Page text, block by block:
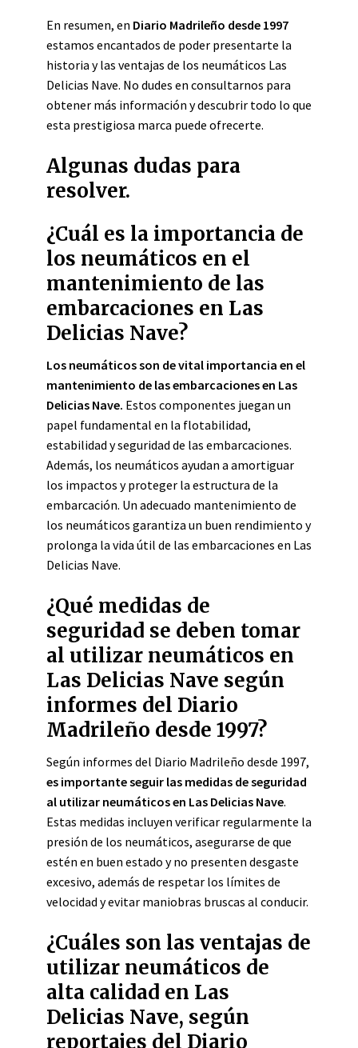
En resumen, en Diario Madrileño desde 1997
estamos encantados de poder presentarte la
historia y las ventajas de los neumáticos Las
Delicias Nave. No dudes en consultarnos para
obtener más información y descubrir todo lo que
esta prestigiosa marca puede ofrecerte.
Algunas dudas para
resolver.
¿Cuál es la importancia de
los neumáticos en el
mantenimiento de las
embarcaciones en Las
Delicias Nave?
Los neumáticos son de vital importancia en el
mantenimiento de las embarcaciones en Las
Delicias Nave. Estos componentes juegan un
papel fundamental en la flotabilidad,
estabilidad y seguridad de las embarcaciones.
Además, los neumáticos ayudan a amortiguar
los impactos y proteger la estructura de la
embarcación. Un adecuado mantenimiento de
los neumáticos garantiza un buen rendimiento y
prolonga la vida útil de las embarcaciones en Las
Delicias Nave.
¿Qué medidas de
seguridad se deben tomar
al utilizar neumáticos en
Las Delicias Nave según
informes del Diario
Madrileño desde 1997?
Según informes del Diario Madrileño desde 1997,
es importante seguir las medidas de seguridad
al utilizar neumáticos en Las Delicias Nave.
Estas medidas incluyen verificar regularmente la
presión de los neumáticos, asegurarse de que
estén en buen estado y no presenten desgaste
excesivo, además de respetar los límites de
velocidad y evitar maniobras bruscas al conducir.
¿Cuáles son las ventajas de
utilizar neumáticos de
alta calidad en Las
Delicias Nave, según
reportajes del Diario